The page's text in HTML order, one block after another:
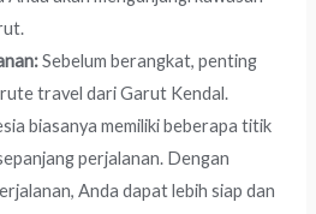
Sebelum berangkat, penting
travel dari Garut Kendal.
biasanya memiliki beberapa titik
perjalanan. Dengan
Anda dapat lebih siap dan